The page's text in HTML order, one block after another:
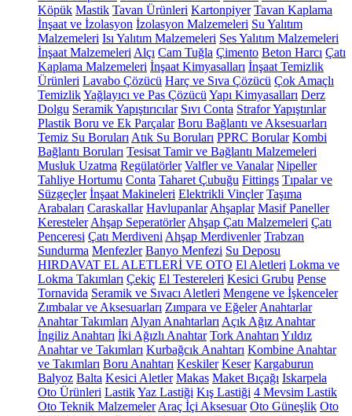
Köpük Mastik Tavan Ürünleri Kartonpiyer Tavan Kaplama
İnşaat ve İzolasyon İzolasyon Malzemeleri Su Yalıtım
Malzemeleri Isı Yalıtım Malzemeleri Ses Yalıtım Malzemeleri
İnşaat Malzemeleri Alçı Cam Tuğla Çimento Beton Harcı Çatı
Kaplama Malzemeleri İnşaat Kimyasalları İnşaat Temizlik
Ürünleri Lavabo Çözücü Harç ve Sıva Çözücü Çok Amaçlı
TemizlikYağlayıcı ve Pas Çözücü Yapı Kimyasalları Derz
Dolgu Seramik Yapıştırıcılar Sıvı Conta Strafor Yapıştırılar
Plastik Boru ve Ek Parçalar Boru Bağlantı ve Aksesuarları
Temiz Su Boruları Atık Su Boruları PPRC Borular Kombi
Bağlantı Boruları Tesisat Tamir ve Bağlantı Malzemeleri
Musluk Uzatma Regülatörler Valfler ve Vanalar Nipeller
Tahliye Hortumu Conta Taharet Çubuğu Fittings Tıpalar ve
Süzgeçler İnşaat Makineleri Elektrikli Vinçler Taşıma
Arabaları Caraskallar Havlupanlar Ahşaplar Masif Paneller
Keresteler Ahşap Seperatörler Ahşap Çatı Malzemeleri Çatı
Penceresi Çatı Merdiveni Ahşap Merdivenler Trabzan
Sundurma Menfezler Banyo Menfezi Su Deposu
HIRDAVAT EL ALETLERİ VE OTO El Aletleri Lokma ve
Lokma Takımları Çekiç El Testereleri Kesici Grubu Pense
Tornavida Seramik ve Sıvacı Aletleri Mengene ve İşkenceler
Zımbalar ve Aksesuarları Zımpara ve Eğeler Anahtarlar
Anahtar Takımları Alyan Anahtarları Açık Ağız Anahtar
İngiliz Anahtarı İki Ağızlı Anahtar Tork Anahtarı Yıldız
Anahtar ve Takımları Kurbağcık Anahtarı Kombine Anahtar
ve Takımları Boru Anahtarı Keskiler Keser Kargaburun
Balyoz Balta Kesici Aletler Makas Maket Bıçağı Iskarpela
Oto Ürünleri LastikYaz Lastiği Kış Lastiği 4 Mevsim Lastik
Oto Teknik Malzemeler Araç İçi Aksesuar Oto Güneşlik Oto